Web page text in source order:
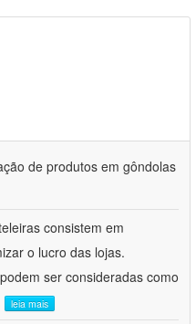
de produtos em gôndolas
consistem em
o lucro das lojas.
ser consideradas como
leia mais